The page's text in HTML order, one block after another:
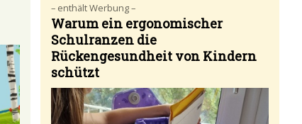
– enthält Werbung –
Warum ein ergonomischer
Schulranzen die
Rückengesundheit von Kindern
schützt